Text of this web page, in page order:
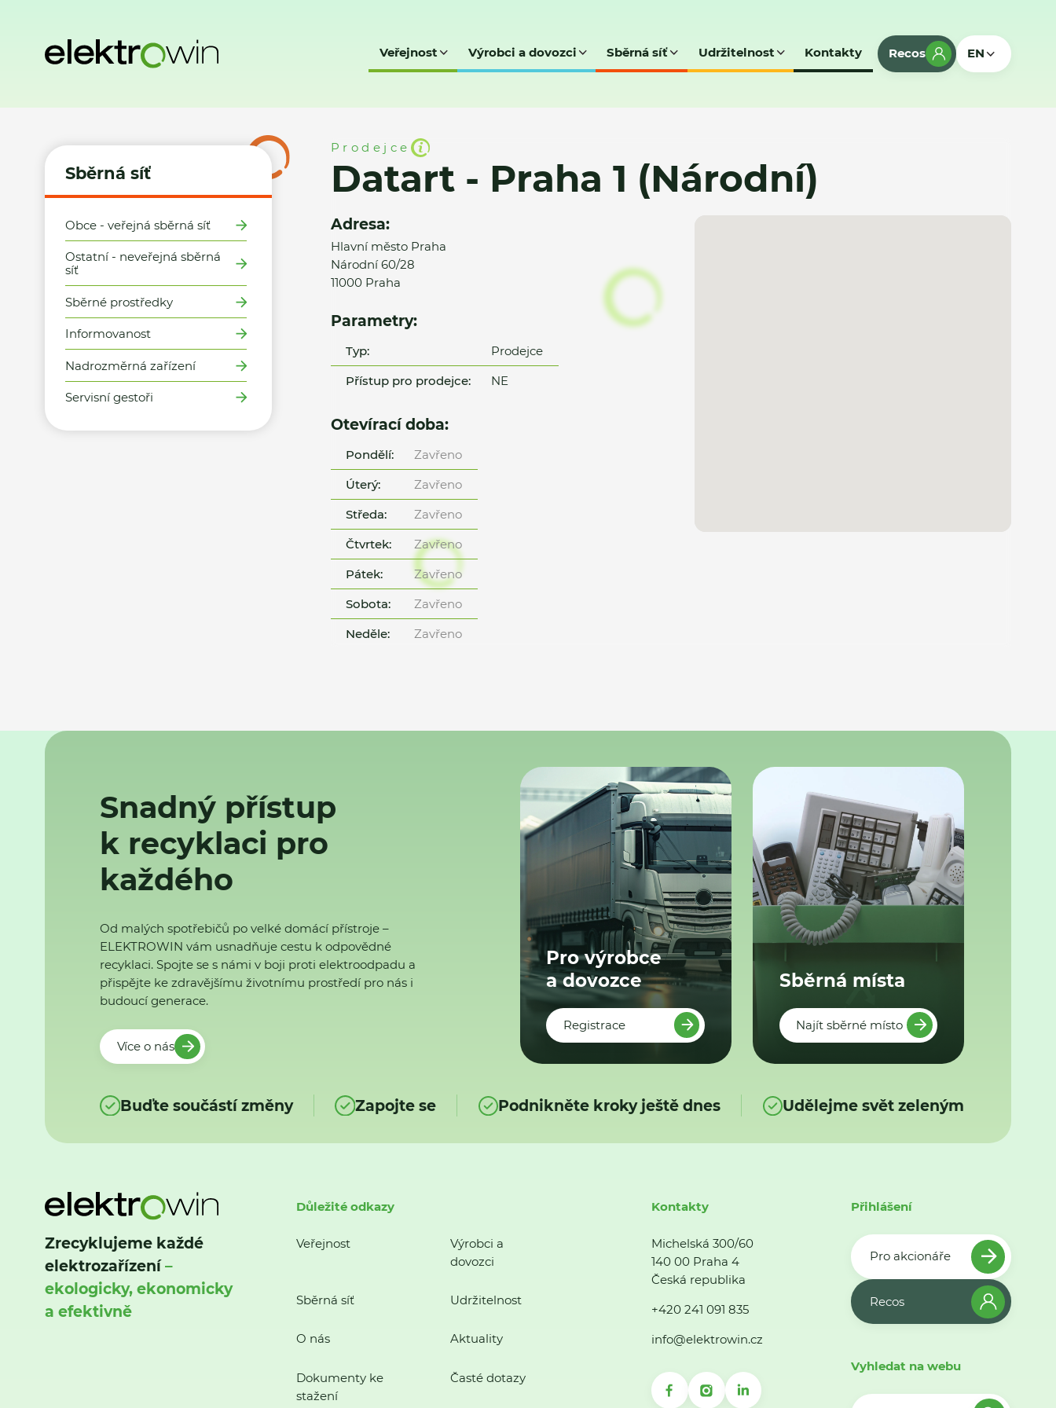
Veřejnost Výrobci a dovozci Sběrná síť Udržitelnost Kontakty Recos EN
Sběrná síť
Obce - veřejná sběrná síť
Ostatní - neveřejná sběrná
síť
Sběrné prostředky
Informovanost
Nadrozměrná zařízení
Servisní gestoři
Prodejce
Datart - Praha 1 (Národní)
Adresa:
Hlavní město Praha
Národní 60/28
11000 Praha
Parametry:
Typ:
Prodejce
Přístup pro prodejce:
NE
Otevírací doba:
Pondělí:
Zavřeno
Úterý:
Zavřeno
Středa:
Zavřeno
Čtvrtek:
Zavřeno
Pátek:
Zavřeno
Sobota:
Zavřeno
Neděle:
Zavřeno
Snadný přístup
k recyklaci pro
každého
Od malých spotřebičů po velké domácí přístroje –
ELEKTROWIN vám usnadňuje cestu k odpovědné
recyklaci. Spojte se s námi v boji proti elektroodpadu a
přispějte ke zdravějšímu životnímu prostředí pro nás i
budoucí generace.
Více o nás
Pro výrobce
a dovozce
Registrace
Sběrná místa
Najít sběrné místo
Buďte součástí změny Zapojte se Podnikněte kroky ještě dnes Udělejme svět zeleným
Zrecyklujeme každé
elektrozařízení–
ekologicky, ekonomicky
a efektivně
Důležité odkazy
Veřejnost
Výrobci a
dovozci
Sběrná síť Udržitelnost
O nás Aktuality
Dokumenty ke
stažení
Časté dotazy
Kontakty
Michelská 300/60
140 00 Praha 4
Česká republika
+420 241 091 835
info@elektrowin.cz
Přihlášení
Pro akcionáře
Recos
Vyhledat na webu